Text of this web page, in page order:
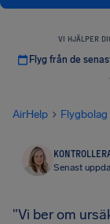
VI HJÄLPER
Flyg från de
AirHelp Flygbolag
Senast
"Vi ber om